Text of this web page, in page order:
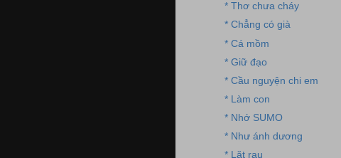
* Thơ chưa cháy
* Chẳng có già
* Cá mồm
* Giữ đạo
* Cầu nguyện chi em
* Làm con
* Nhớ SUMO
* Như ánh dương
* Lặt rau